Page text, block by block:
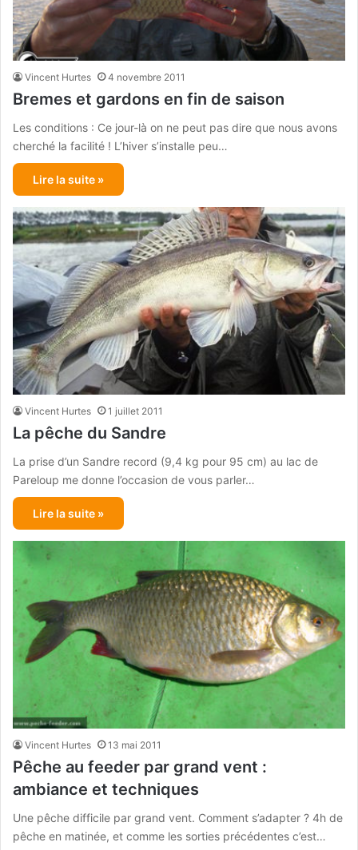
Vincent Hurtes 4 novembre 2011
Bremes et gardons en fin de saison
Les conditions : Ce jour-là on ne peut pas dire que nous avons
cherché la facilité ! L’hiver s’installe peu…
Lire la suite »
Vincent Hurtes 1 juillet 2011
La pêche du Sandre
La prise d’un Sandre record (9,4 kg pour 95 cm) au lac de
Pareloup me donne l’occasion de vous parler…
Lire la suite »
Vincent Hurtes 13 mai 2011
Pêche au feeder par grand vent :
ambiance et techniques
Une pêche difficile par grand vent. Comment s’adapter ? 4h de
pêche en matinée, et comme les sorties précédentes c’est…